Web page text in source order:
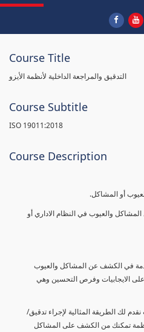
Course Title
التدقيق والمراجعة الداخلية لأنظمة الأيزو
Course Subtitle
ISO 19011:2018
Course Description
أو المشاكل.
والعيوب في النظام الاداري أو
في الكشف عن المشاكل والعيوب
على الايجابيات وفرص التحسين وهي
لك الطريقة المثالية لإجراء تدقيق/
تمكنك من الكشف على المشاكل